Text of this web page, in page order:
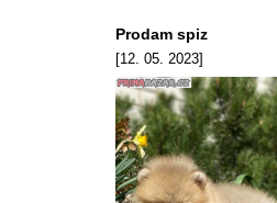
Prodam spiz
[12. 05. 2023]